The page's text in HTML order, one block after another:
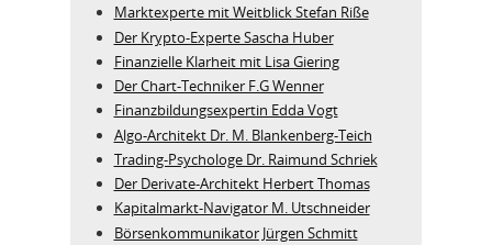
Marktexperte mit Weitblick Stefan Riße
Der Krypto-Experte Sascha Huber
Finanzielle Klarheit mit Lisa Giering
Der Chart-Techniker F.G Wenner
Finanzbildungsexpertin Edda Vogt
Algo‑Architekt Dr. M. Blankenberg‑Teich
Trading-Psychologe Dr. Raimund Schriek
Der Derivate‑Architekt Herbert Thomas
Kapitalmarkt-Navigator M. Utschneider
Börsenkommunikator Jürgen Schmitt